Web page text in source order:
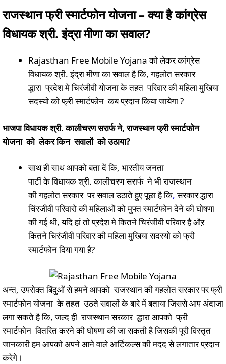
राजस्थान फ्री स्मार्टफोन योजना–क्या है कांग्रेस
विधायक श्री. इंद्रा मीणा का सवाल?
Rajasthan Free Mobile Yojana को लेकर कांग्रेस
विधायक श्री. इंद्रा मीणा का सवाल है कि, गहलोत सरकार
द्धारा प्रदेश मे चिरंजीवी योजना के तहत परिवार की महिला मुखिया
सदस्यो को फ्री स्मार्टफोन कब प्रदान किया जायेगा ?
भाजपा विधायक श्री. कालीचरण सरार्फने,राजस्थान फ्री स्मार्टफोन
योजना को लेकर किन सवालों को उठाया?
साथ ही साथ आपको बता दें कि, भारतीय जनता
पार्टी के विधायक श्री. कालीचरण सरार्फ ने भी राजस्थान
की गहलोत सरकार पर सवाल उठाते हुए पूछा है कि, सरकार द्धारा
चिंरजीवी परिवारो की महिलाओं को मुफ्त स्मार्टफोन देने की घोषणा
की गई थी, यदि हां तो प्रदेश मे कितने चिरंजीवी परिवार है औऱ
कितने चिरंजीवी परिवार की महिला मुखिया सदस्यो को फ्री
स्मार्टफोन दिया गया है?
अन्त, उपरोक्त बिंदुओं से हमने आपको राजस्थान की गहलोत सरकार पर फ्री
स्मार्टफोन योजना के तहत उठते सवालों के बारे में बताया जिससे आप अंदाजा
लगा सकते है कि, जल्द ही राजस्थान सरकार द्धारा आपको फ्री
स्मार्टफोन वितरित करने की घोषणा की जा सकती है जिसकी पूरी विस्तृत
जानकारी हम आपको अपने आने वाले आर्टिकल्स की मदद से लगातार प्रदान
करेगे।